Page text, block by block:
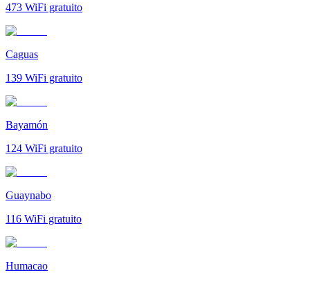
473 WiFi gratuito
Caguas
139 WiFi gratuito
Bayamón
124 WiFi gratuito
Guaynabo
116 WiFi gratuito
Humacao